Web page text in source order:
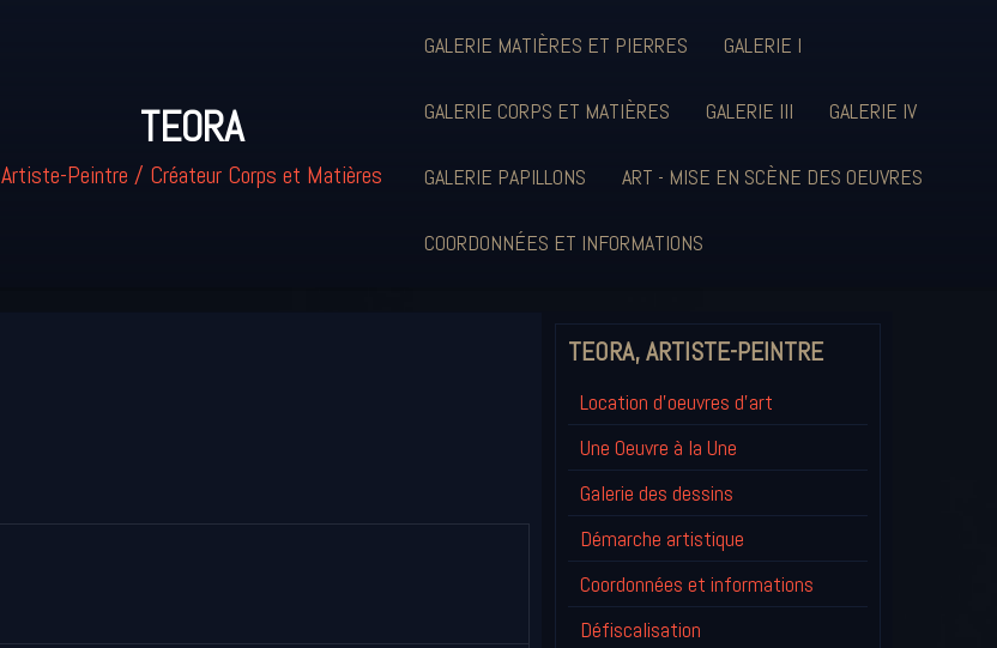
TEORA
Artiste-Peintre / Créateur Corps et Matières
GALERIE MATIÈRES ET PIERRES GALERIE I
GALERIE CORPS ET MATIÈRES GALERIE III GALERIE IV
GALERIE PAPILLONS ART - MISE EN SCÈNE DES OEUVRES
COORDONNÉES ET INFORMATIONS
TEORA, ARTISTE-PEINTRE
Location d'oeuvres d'art
Une Oeuvre à la Une
Galerie des dessins
Démarche artistique
Coordonnées et informations
Défiscalisation